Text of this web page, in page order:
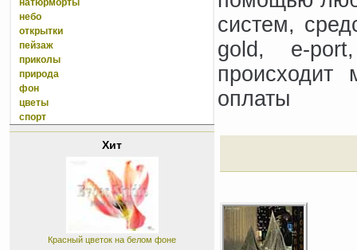
натюрморты
небо
открытки
пейзаж
приколы
природа
фон
цветы
спорт
Хит
Красный цветок на белом фоне
систем,
gold, e-
происходит
оплаты